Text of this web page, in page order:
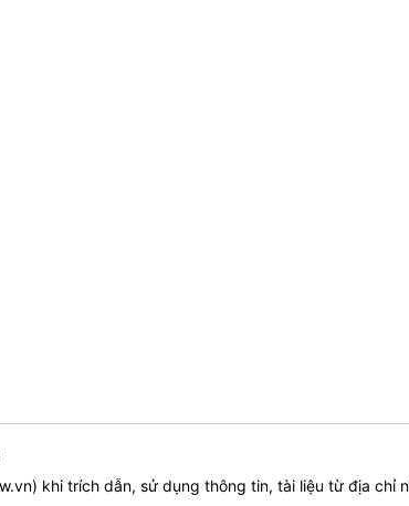
) khi trích dẫn, sử dụng thông tin, tài liệu từ địa chỉ